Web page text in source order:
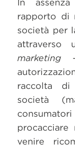
In
rapporto di
società per
attraverso
marketing
raccolta
società
venire